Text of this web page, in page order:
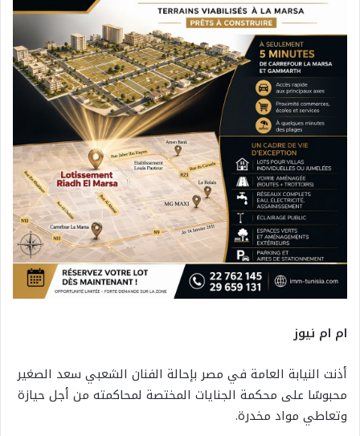
ام ام نيوز
أذنت النيابة العامة في مصر بإحالة الفنان الشعبي سعد الصغير
محبوسًا على محكمة الجنايات المختصة لمحاكمته من أجل حيازة
وتعاطي مواد مخدرة.